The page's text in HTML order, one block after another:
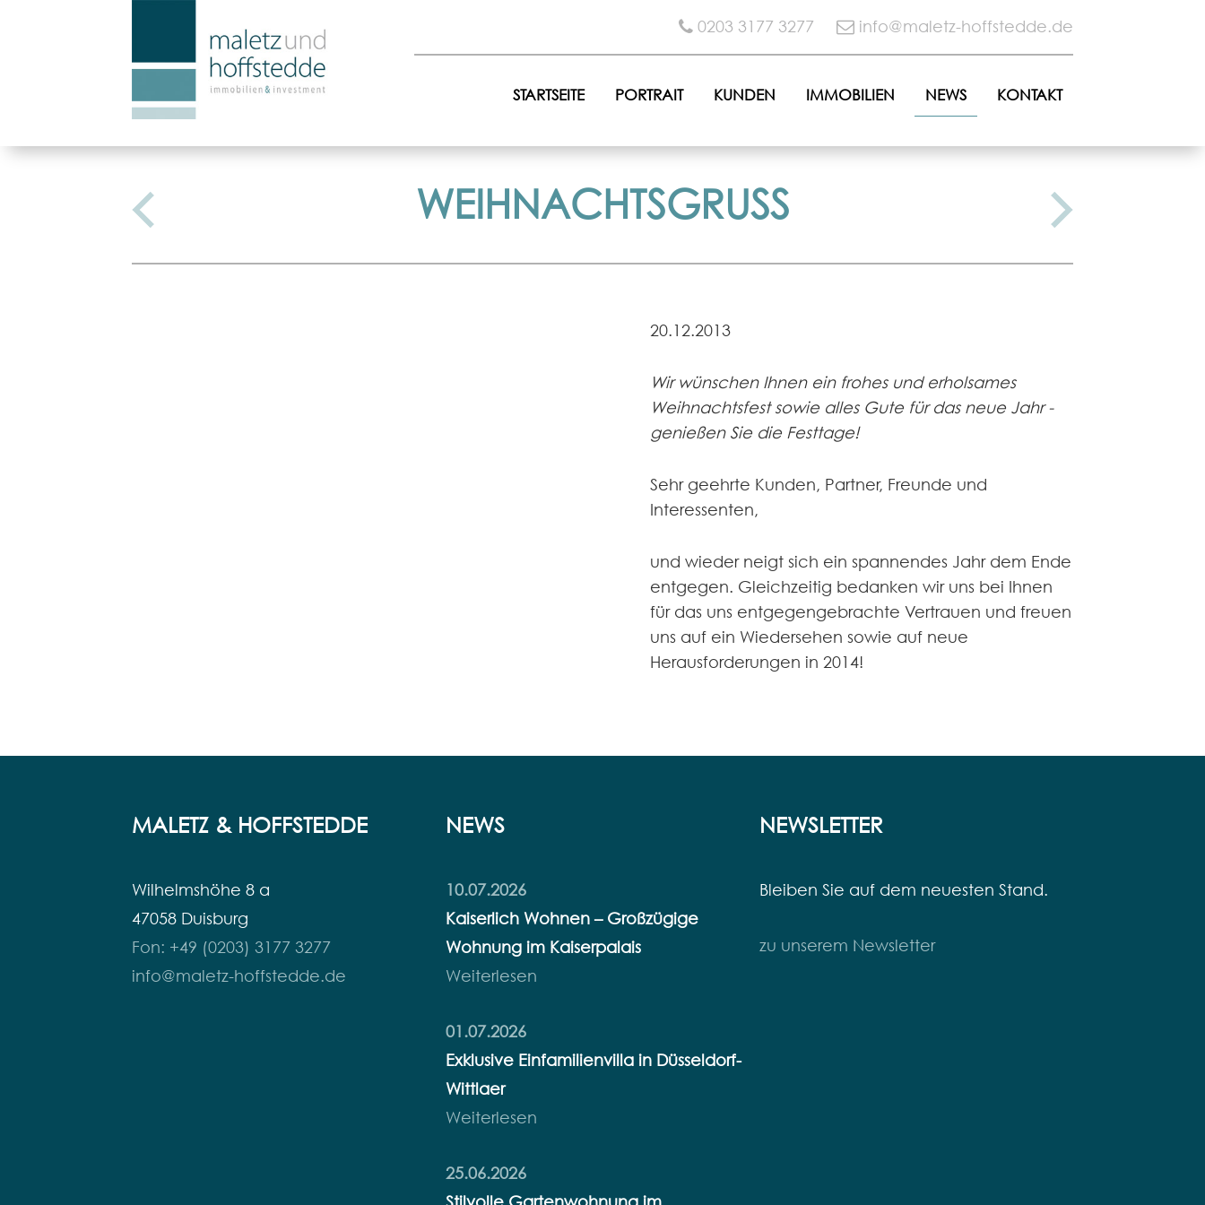
0203 3177 3277 info@maletz-hoffstedde.de
STARTSEITE PORTRAIT KUNDEN IMMOBILIEN NEWS KONTAKT
WEIHNACHTSGRUSS
20.12.2013
Wir wünschen Ihnen ein frohes und erholsames
Weihnachtsfest sowie alles Gute für das neue Jahr -
genießen Sie die Festtage!
Sehr geehrte Kunden, Partner, Freunde und
Interessenten,
und wieder neigt sich ein spannendes Jahr dem Ende
entgegen. Gleichzeitig bedanken wir uns bei Ihnen
für das uns entgegengebrachte Vertrauen und freuen
uns auf ein Wiedersehen sowie auf neue
Herausforderungen in 2014!
MALETZ & HOFFSTEDDE
Wilhelmshöhe 8 a
47058 Duisburg
Fon: +49 (0203) 3177 3277
info@maletz-hoffstedde.de
NEWS
10.07.2026
Kaiserlich Wohnen – Großzügige
Wohnung im Kaiserpalais
Weiterlesen
01.07.2026
Exklusive Einfamilienvilla in Düsseldorf-
Wittlaer
Weiterlesen
25.06.2026
NEWSLETTER
Bleiben Sie auf dem neuesten Stand.
zu unserem Newsletter